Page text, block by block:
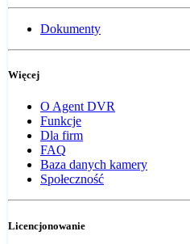
Dokumenty
Więcej
O Agent DVR
Funkcje
Dla firm
FAQ
Baza danych kamery
Społeczność
Licencjonowanie